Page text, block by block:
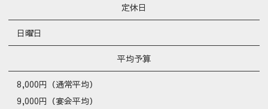
定休日
日曜日
平均予算
8,000円（通常平均）
9,000円（宴会平均）